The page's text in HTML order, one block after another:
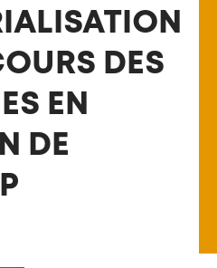
DES
EN
DE